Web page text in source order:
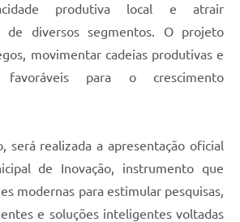
produtiva local e atrair
de diversos segmentos. O projeto
movimentar cadeias produtivas e
favoráveis para o crescimento
será realizada a apresentação oficial
de Inovação, instrumento que
modernas para estimular pesquisas,
e soluções inteligentes voltadas